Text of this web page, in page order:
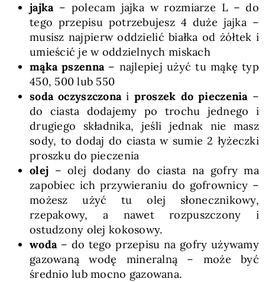
jajka– polecam jajka w rozmiarze L – do
tego przepisu potrzebujesz 4 duże jajka –
musisz najpierw oddzielić białka od żółtek i
umieścić je w oddzielnych miskach
mąka pszenna – najlepiej użyć tu mąkę typ
450, 500 lub 550
soda oczyszczonai proszek do pieczenia–
do ciasta dodajemy po trochu jednego i
drugiego składnika, jeśli jednak nie masz
sody, to dodaj do ciasta w sumie 2 łyżeczki
proszku do pieczenia
olej – olej dodany do ciasta na gofry ma
zapobiec ich przywieraniu do gofrownicy –
możesz użyć tu olej słonecznikowy,
rzepakowy, a nawet rozpuszczony i
ostudzony olej kokosowy.
woda– do tego przepisu na gofry używamy
gazowaną wodę mineralną – może być
średnio lub mocno gazowana.